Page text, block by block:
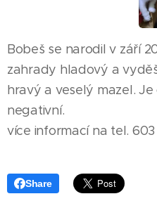
Bobeš se narodil v září
zahrady hladový a
hravý a veselý mazel.
negativní.
více informací na tel. 603
Share